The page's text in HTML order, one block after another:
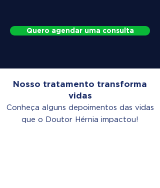
Quero agendar uma consulta
Nosso tratamento transforma
vidas
Conheça alguns depoimentos das vidas
que o Doutor Hérnia impactou!